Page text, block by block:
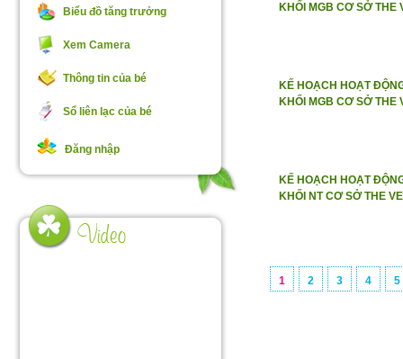
Biểu đồ tăng trưởng
Xem Camera
Thông tin của bé
Sổ liên lạc của bé
Đăng nhập
KHỐI MGB CƠ SỞ THE
KẾ HOẠCH HOẠT
KHỐI MGB CƠ SỞ THE
KẾ HOẠCH HOẠT
KHỐI NT CƠ SỞ THE
1 2 3 4 5